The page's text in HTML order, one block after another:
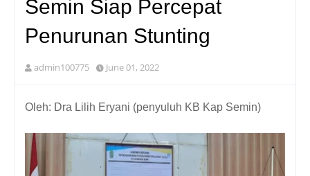
Semin Siap Percepat
Penurunan Stunting
admin100775 June 01, 2022
Oleh: Dra Lilih Eryani (penyuluh KB Kap Semin)